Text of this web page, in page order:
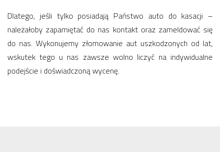
Dlatego, jeśli tylko posiadają Państwo auto do kasacji –
należałoby zapamiętać do nas kontakt oraz zameldować się
do nas. Wykonujemy złomowanie aut uszkodzonych od lat,
wskutek tego u nas zawsze wolno liczyć na indywidualne
podejście i doświadczoną wycenę.